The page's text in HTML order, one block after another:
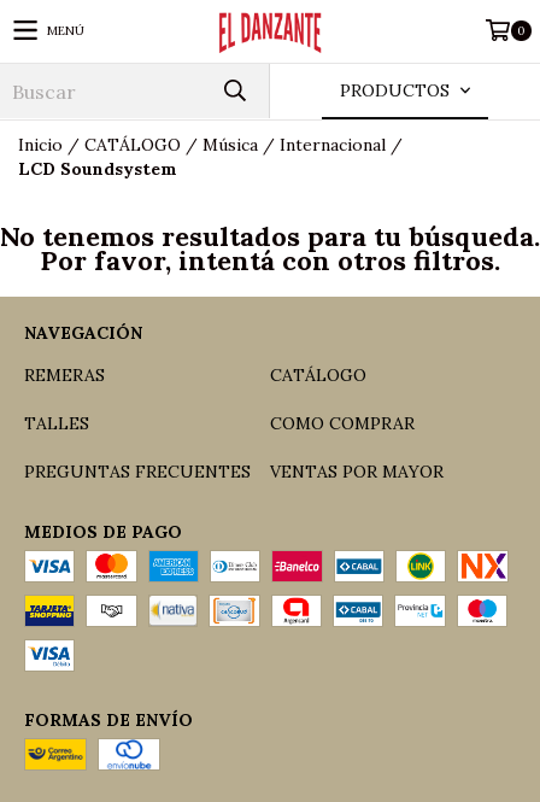
MENÚ 0
PRODUCTOS
Inicio / CATÁLOGO / Música / Internacional /
LCD Soundsystem
No tenemos resultados para tu búsqueda.
Por favor, intentá con otros filtros.
NAVEGACIÓN
REMERAS
CATÁLOGO
TALLES COMO COMPRAR
PREGUNTAS FRECUENTES VENTAS POR MAYOR
MEDIOS DE PAGO
FORMAS DE ENVÍO